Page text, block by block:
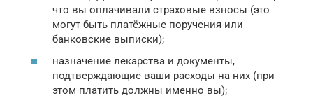
что вы оплачивали страховые взносы (это
могут быть платёжные поручения или
банковские выписки);
назначение лекарства и документы,
подтверждающие ваши расходы на них (при
этом платить должны именно вы);